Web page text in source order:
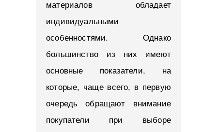
материалов обладает
индивидуальными
особенностями. Однако
большинство из них имеют
основные показатели, на
которые, чаще всего, в первую
очередь обращают внимание
покупатели при выборе